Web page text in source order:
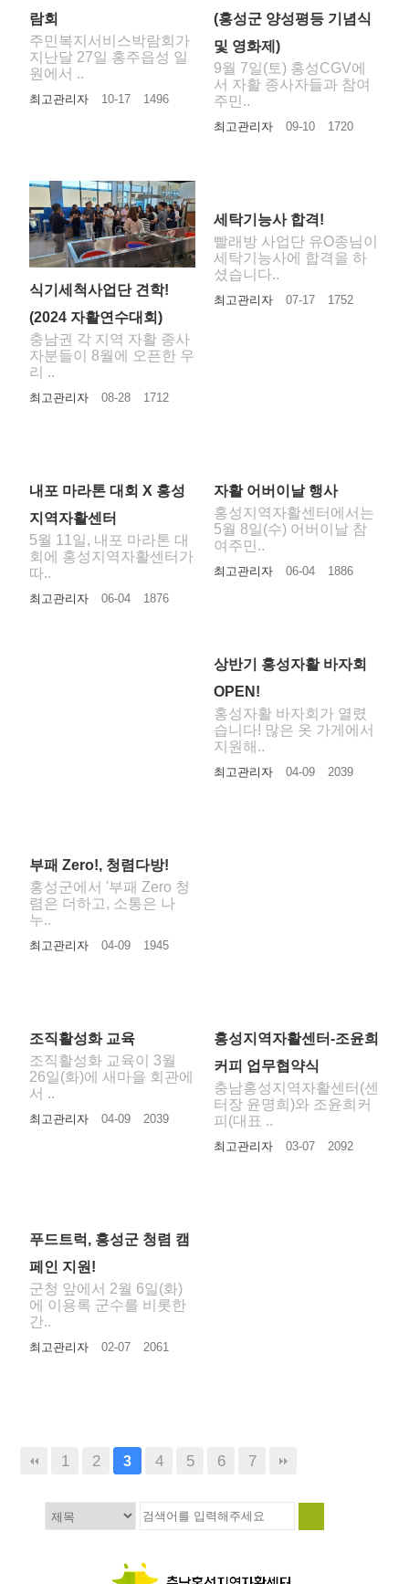
람회
주민복지서비스박람회가
지난달 27일 홍주읍성 일
원에서 ..
최고관리자 10-17 1496
(홍성군 양성평등 기념식
및 영화제)
9월 7일(토) 홍성CGV에
서 자활 종사자들과 참여
주민..
최고관리자 09-10 1720
식기세척사업단 견학!
(2024 자활연수대회)
충남권 각 지역 자활 종사
자분들이 8월에 오픈한 우
리 ..
최고관리자 08-28 1712
세탁기능사 합격!
빨래방 사업단 유O종님이
세탁기능사에 합격을 하
셨습니다..
최고관리자 07-17 1752
내포 마라톤 대회 X 홍성
지역자활센터
5월 11일, 내포 마라톤 대
회에 홍성지역자활센터가
따..
최고관리자 06-04 1876
자활 어버이날 행사
홍성지역자활센터에서는
5월 8일(수) 어버이날 참
여주민..
최고관리자 06-04 1886
상반기 홍성자활 바자회
OPEN!
홍성자활 바자회가 열렸
습니다! 많은 옷 가게에서
지원해..
최고관리자 04-09 2039
부패 Zero!, 청렴다방!
홍성군에서 '부패 Zero 청
렴은 더하고, 소통은 나
누..
최고관리자 04-09 1945
조직활성화 교육
조직활성화 교육이 3월
26일(화)에 새마을 회관에
서 ..
최고관리자 04-09 2039
홍성지역자활센터-조윤희
커피 업무협약식
충남홍성지역자활센터(센
터장 윤명희)와 조윤희커
피(대표 ..
최고관리자 03-07 2092
푸드트럭, 홍성군 청렴 캠
페인 지원!
군청 앞에서 2월 6일(화)
에 이용록 군수를 비롯한
간..
최고관리자 02-07 2061
1 2 3 4 5 6 7